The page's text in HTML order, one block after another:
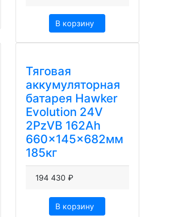
В корзину
Тяговая
аккумуляторная
батарея Hawker
Evolution 24V
2PzVB 162Ah
660x145x682мм
185кг
194 430 ₽
В корзину